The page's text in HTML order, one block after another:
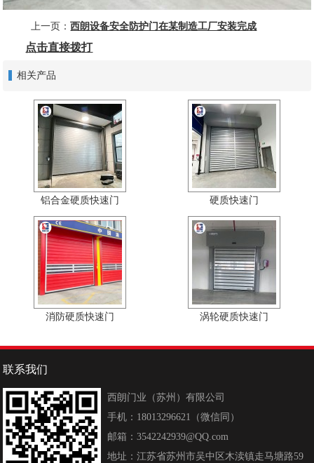
上一页：西朗设备安全防护门在某制造工厂安装完成
点击直接拨打
相关产品
铝合金硬质快速门 硬质快速门
消防硬质快速门 涡轮硬质快速门
联系我们
西朗门业（苏州）有限公司
手机：18013296621（微信同）
邮箱：3542242939@QQ.com
地址：江苏省苏州市吴中区木渎镇走马塘路59